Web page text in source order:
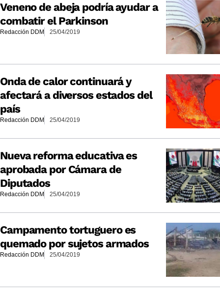
Veneno de abeja podría ayudar a
combatir el Parkinson
Redacción DDM 25/04/2019
Onda de calor continuará y
afectará a diversos estados del
país
Redacción DDM 25/04/2019
Nueva reforma educativa es
aprobada por Cámara de
Diputados
Redacción DDM 25/04/2019
Campamento tortuguero es
quemado por sujetos armados
Redacción DDM 25/04/2019